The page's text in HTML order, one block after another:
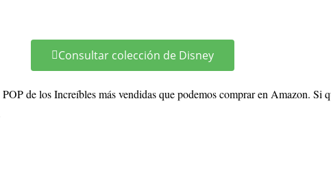
Consultar colección de Disney
de los Increíbles más vendidas que podemos comprar en Amazon. Si